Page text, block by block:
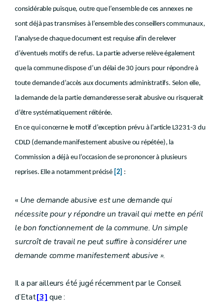
considérable puisque, outre que l’ensemble de ces annexes ne
sont déjà pas transmises à l’ensemble des conseillers communaux,
l’analyse de chaque document est requise afin de relever
d’éventuels motifs de refus. La partie adverse relève également
que la commune dispose d’un délai de 30 jours pour répondre à
toute demande d’accès aux documents administratifs. Selon elle,
la demande de la partie demanderesse serait abusive ou risquerait
d’être systématiquement réitérée.
En ce qui concerne le motif d’exception prévu à l’article L3231-3 du
CDLD (demande manifestement abusive ou répétée), la
Commission a déjà eu l’occasion de se prononcer à plusieurs
reprises. Elle a notamment précisé [2] :
« Une demande abusive est une demande qui
nécessite pour y répondre un travail qui mette en péril
le bon fonctionnement de la commune. Un simple
surcroît de travail ne peut suffire à considérer une
demande comme manifestement abusive ».
Il a par ailleurs été jugé récemment par le Conseil
d’Etat[3] que :